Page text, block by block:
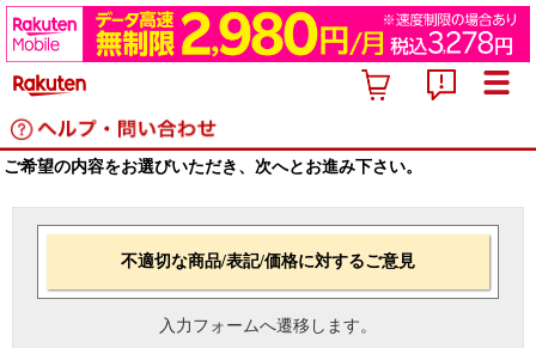
ご希望の内容をお選びいただき、次へとお進み下さい。
不適切な商品/表記/価格に対するご意見
入力フォームへ遷移します。